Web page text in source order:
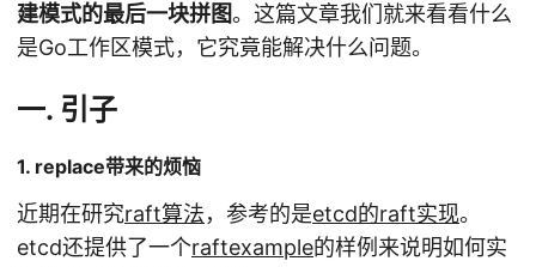
建模式的最后一块拼图。这篇文章我们就来看看什么
是Go工作区模式，它究竟能解决什么问题。
一. 引子
1. replace带来的烦恼
近期在研究raft算法，参考的是etcd的raft实现。
etcd还提供了一个raftexample的样例来说明如何实